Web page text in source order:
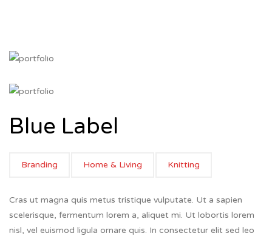
Blue Label
Branding Home & Living Knitting
Cras ut magna quis metus tristique vulputate. Ut a sapien
scelerisque, fermentum lorem a, aliquet mi. Ut lobortis lorem
nisl, vel euismod ligula ornare quis. In consectetur elit sed leo